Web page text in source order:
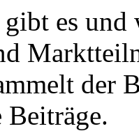
es und
der
Beiträge.